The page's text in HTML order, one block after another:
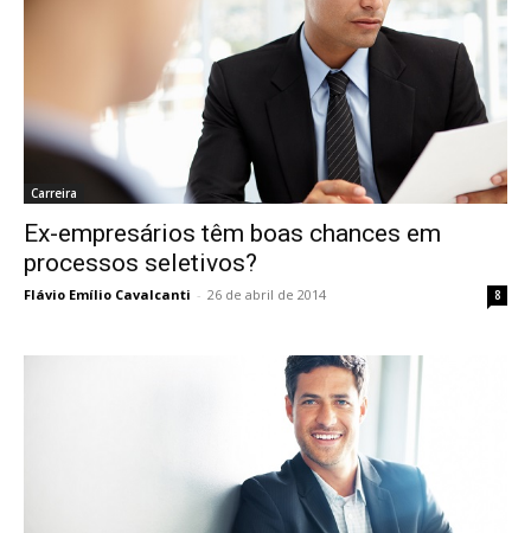
Carreira
Ex-empresários têm boas chances em
processos seletivos?
Flávio Emílio Cavalcanti - 26 de abril de 2014 8